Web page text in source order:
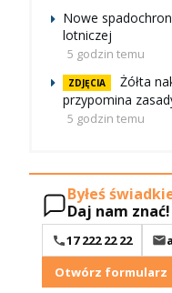
Nowe
lotniczej
5 godzin temu
ZDJĘCIA
Żółta
przypomina
5 godzin temu
Byłeś
Daj nam znać!
17 222 22 22
Otwórz formularz